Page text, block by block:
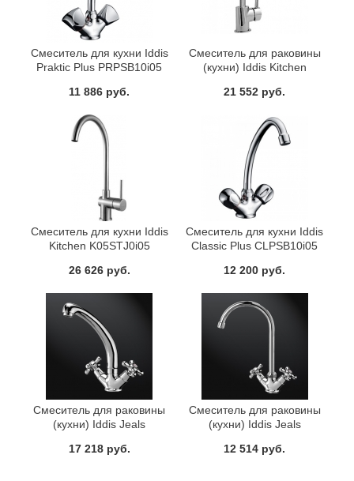
Смеситель для кухни Iddis
Praktic Plus PRPSB10i05
11 886 руб.
Смеситель для раковины
(кухни) Iddis Kitchen
21 552 руб.
Смеситель для кухни Iddis
Kitchen K05STJ0i05
26 626 руб.
Смеситель для кухни Iddis
Classic Plus CLPSB10i05
12 200 руб.
Смеситель для раковины
(кухни) Iddis Jeals
17 218 руб.
Смеситель для раковины
(кухни) Iddis Jeals
12 514 руб.